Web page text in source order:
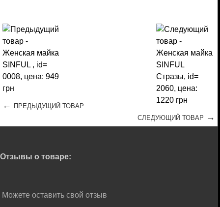
←
ПРЕДЫДУЩИЙ ТОВАР
СЛЕДУЮЩИЙ ТОВАР →
Отзывы о товаре:
Можете оставить свой отзыв